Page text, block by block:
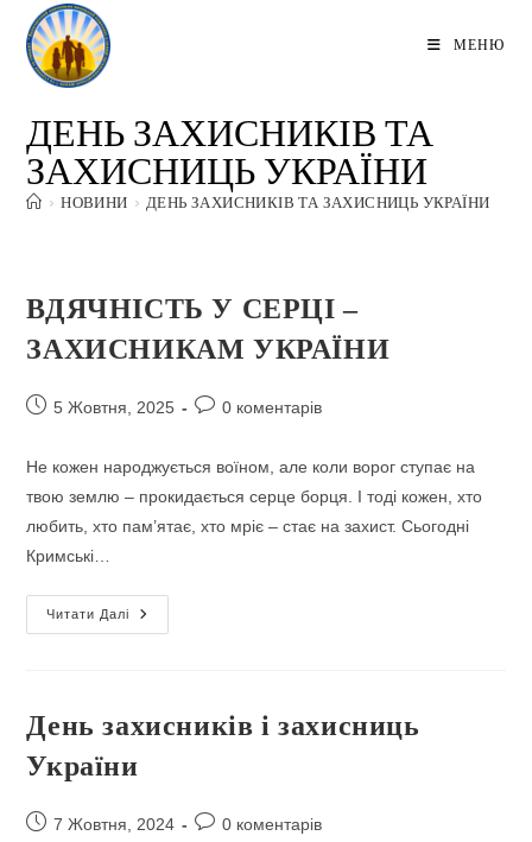
Перейти
вмісту
МЕНЮ
ДЕНЬ ЗАХИСНИКІВ ТА
ЗАХИСНИЦЬ УКРАЇНИ
> НОВИНИ > ДЕНЬ ЗАХИСНИКІВ ТА ЗАХИСНИЦЬ УКРАЇНИ
ВДЯЧНІСТЬ У СЕРЦІ –
ЗАХИСНИКАМ УКРАЇНИ
Запис5 Жовтня, 2025
Коментарі
0 коментарів
Не кожен народжується воїном, але коли ворог ступає на
твою землю – прокидається серце борця. І тоді кожен, хто
любить, хто пам’ятає, хто мріє – стає на захист. Сьогодні
Кримські…
Читати Далі
ВДЯЧНІСТЬ
У
День захисників і захисниць
України
Запис7 Жовтня, 2024
Коментарі
0 коментарів